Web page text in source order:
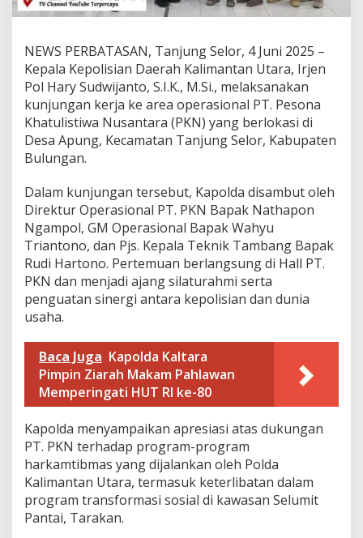
u
g
a
P
T
.
P
e
r
h
a
d
a
p
P
g
r
a
m
H
r
k
a
m
t
i
NEWS PERBATASAN, Tanjung Selor, 4 Juni 2025 –
Kepala Kepolisian Daerah Kalimantan Utara, Irjen
Pol Hary Sudwijanto, S.I.K., M.Si., melaksanakan
kunjungan kerja ke area operasional PT. Pesona
Khatulistiwa Nusantara (PKN) yang berlokasi di
Desa Apung, Kecamatan Tanjung Selor, Kabupaten
Bulungan.
Dalam kunjungan tersebut, Kapolda disambut oleh
Direktur Operasional PT. PKN Bapak Nathapon
Ngampol, GM Operasional Bapak Wahyu
Triantono, dan Pjs. Kepala Teknik Tambang Bapak
Rudi Hartono. Pertemuan berlangsung di Hall PT.
PKN dan menjadi ajang silaturahmi serta
penguatan sinergi antara kepolisian dan dunia
usaha.
Baca Juga Kapolda Kaltara
Pimpin Ziarah Makam Pahlawan
Memperingati HUT RI ke-80
Kapolda menyampaikan apresiasi atas dukungan
PT. PKN terhadap program-program
harkamtibmas yang dijalankan oleh Polda
Kalimantan Utara, termasuk keterlibatan dalam
program transformasi sosial di kawasan Selumit
Pantai, Tarakan.